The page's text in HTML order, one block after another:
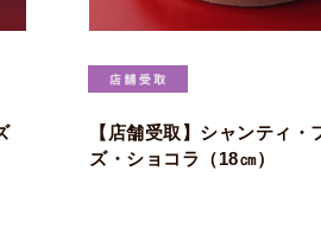
【店舗受取】シャンティ・
ズ・ショコラ（18㎝）